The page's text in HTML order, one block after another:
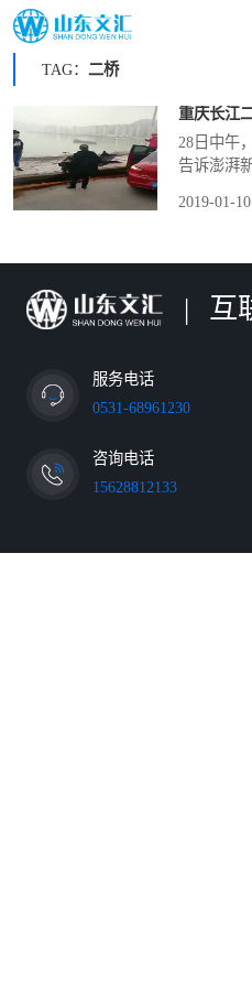
TAG： 二桥
重庆长江
28日中午
告诉澎湃
力量在现
2019-01-10
| 互
服务电话
0531-68961230
咨询电话
15628812133